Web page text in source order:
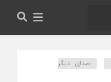
صدای دیگر